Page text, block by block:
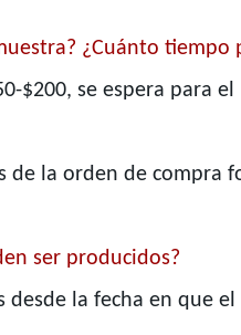
¿Cuánto
$200, se espera para
de la orden de compra
ser producidos?
desde la fecha en que